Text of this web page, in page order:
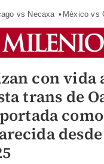
vs Necaxa México vs
con vida
trans de
como